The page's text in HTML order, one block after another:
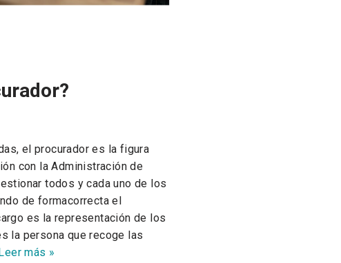
el procurador es la figura
con la Administración de
todos y cada uno de los
de formacorrecta el
es la representación de los
la persona que recoge las
más »